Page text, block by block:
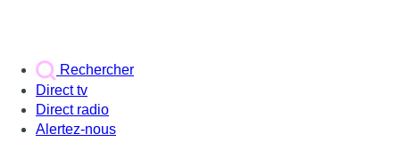
Rechercher
Direct tv
Direct radio
Alertez-nous